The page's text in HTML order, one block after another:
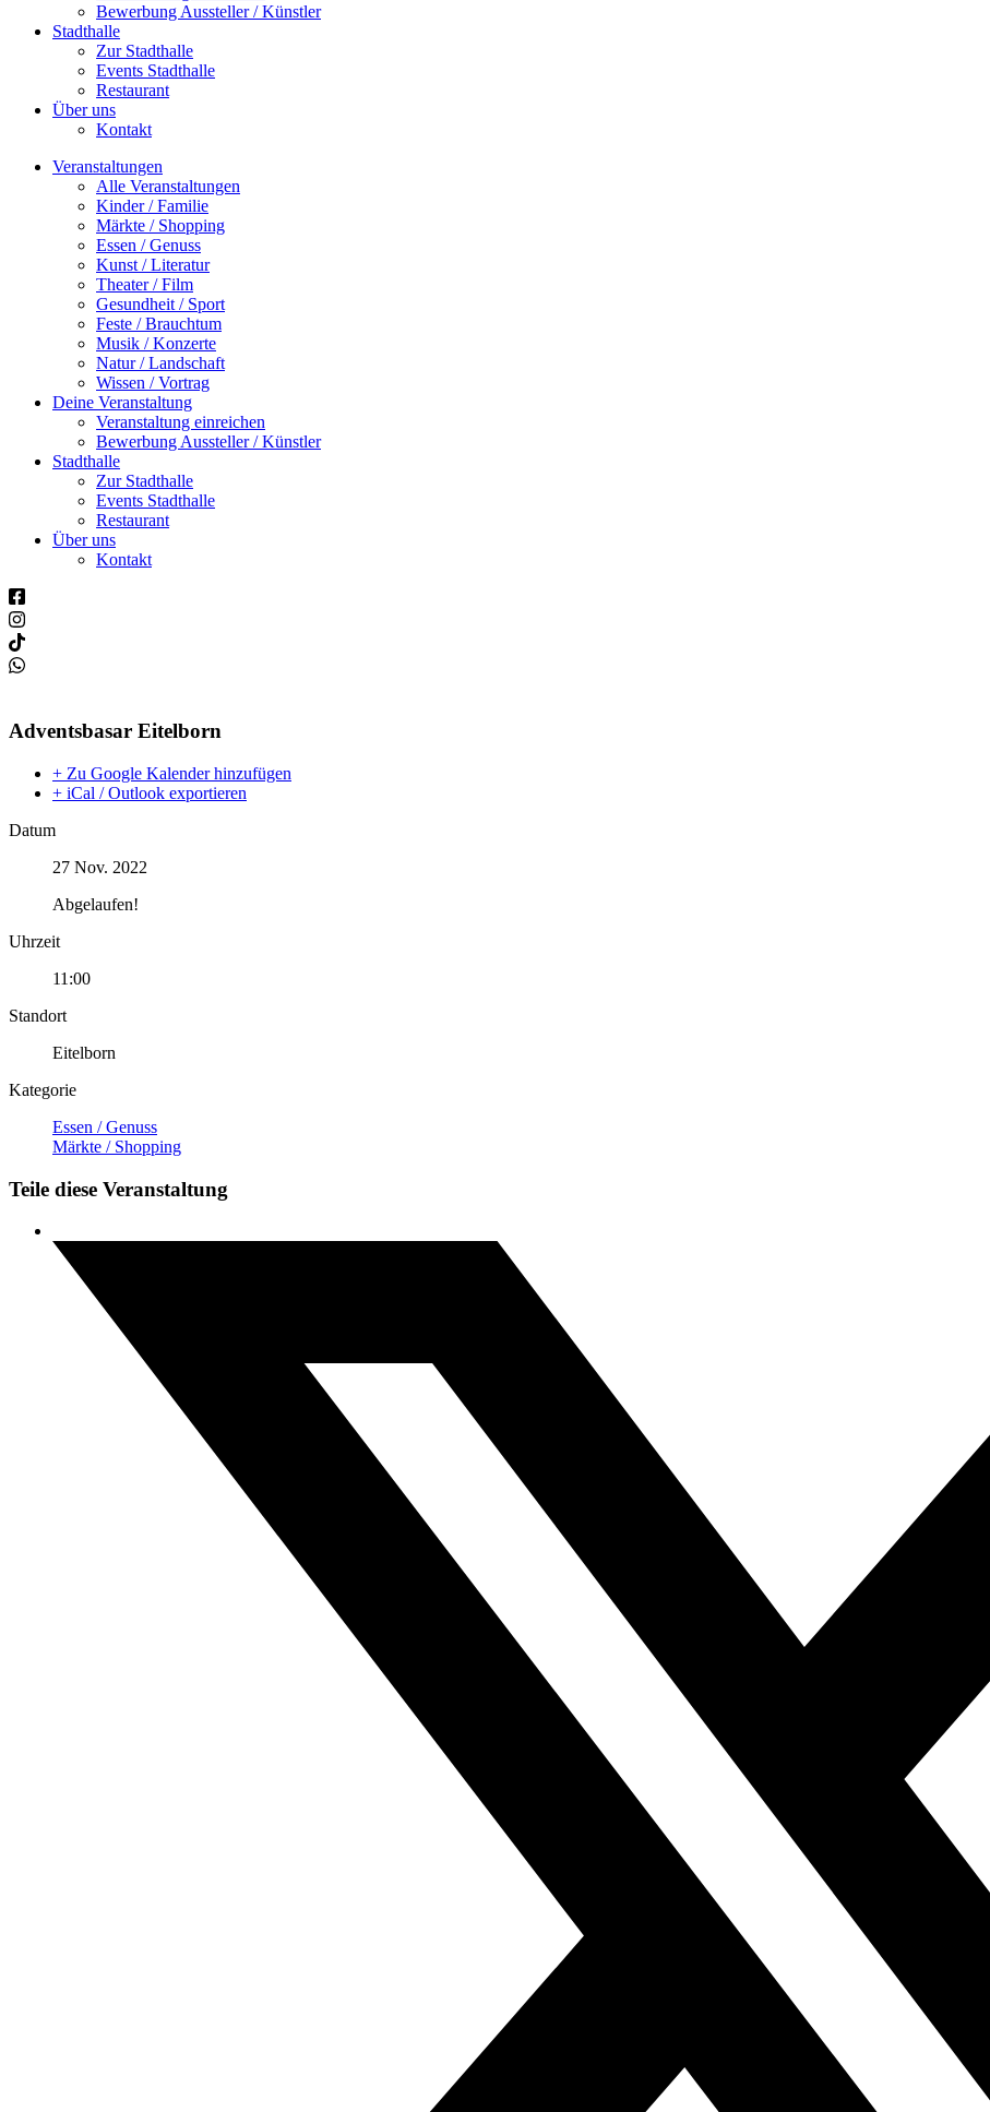
Bewerbung Aussteller / Künstler
Stadthalle
Zur Stadthalle
Events Stadthalle
Restaurant
Über uns
Kontakt
Veranstaltungen
Alle Veranstaltungen
Kinder / Familie
Märkte / Shopping
Essen / Genuss
Kunst / Literatur
Theater / Film
Gesundheit / Sport
Feste / Brauchtum
Musik / Konzerte
Natur / Landschaft
Wissen / Vortrag
Deine Veranstaltung
Veranstaltung einreichen
Bewerbung Aussteller / Künstler
Stadthalle
Zur Stadthalle
Events Stadthalle
Restaurant
Über uns
Kontakt
Adventsbasar Eitelborn
+ Zu Google Kalender hinzufügen
+ iCal / Outlook exportieren
Datum
27 Nov. 2022
Abgelaufen!
Uhrzeit
11:00
Standort
Eitelborn
Kategorie
Essen / Genuss
Märkte / Shopping
Teile diese Veranstaltung